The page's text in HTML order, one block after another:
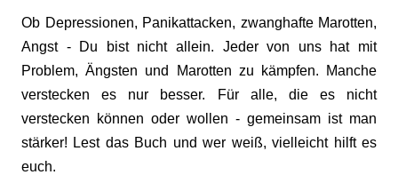
Ob Depressionen, Panikattacken, zwanghafte Marotten,
Angst - Du bist nicht allein. Jeder von uns hat mit
Problem, Ängsten und Marotten zu kämpfen. Manche
verstecken es nur besser. Für alle, die es nicht
verstecken können oder wollen - gemeinsam ist man
stärker! Lest das Buch und wer weiß, vielleicht hilft es
euch.